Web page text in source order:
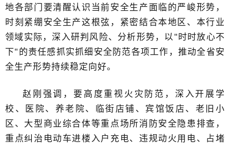
地各部门要清醒认识当前安全生产面临的严峻形势，
时刻紧绷安全生产这根弦，紧密结合本地区、本行业
领域实际，深入研判风险、分析形势，以"时时放心不
下"的责任感抓实抓细安全防范各项工作，推动全省安
全生产形势持续稳定向好。
赵刚强调，要高度重视火灾防范，深入开展学
校、医院、养老院、临街店铺、宾馆饭店、老旧小
区、大型商业综合体等重点场所消防安全隐患排查，
重点纠治电动车进楼入户充电、违规动火用电、占堵